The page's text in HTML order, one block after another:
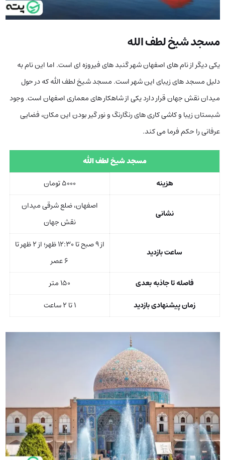
مسجد شیخ لطف الله
یکی دیگر از نام های اصفهان شهر گنبد های فیروزه ای است. اما این نام به
دلیل مسجد های زیبای این شهر است. مسجد شیخ لطف الله که در حول
میدان نقش جهان قرار دارد یکی از شاهکار های معماری اصفهان است. وجود
شبستان زیبا و کاشی کاری های رنگارنگ و نور گیر بودن این مکان، فضایی
عرفانی را حکم فرما می کند.
مسجد شیخ لطف الله
هزینه
۵۰۰۰ تومان
نشانی
اصفهان، ضلع شرقی میدان
نقش جهان
ساعت بازدید
از ۹ صبح تا ۱۲:۳۰ ظهر؛ از ۲ ظهر تا
۶ عصر
فاصله تا جاذبه بعدی
۱۵۰ متر
زمان پیشنهادی بازدید
۱ تا ۲ ساعت